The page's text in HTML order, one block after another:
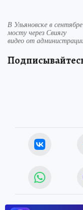
В Ульяновске в
мосту через Свиягу
видео от